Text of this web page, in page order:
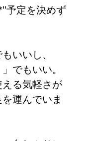
予定を決めず
いいし、
でもいい。
る気軽さが
運んでいま